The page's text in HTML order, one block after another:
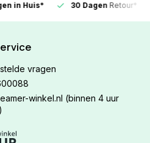
Huis* 30 DagenRetour*
vragen
winkel.nl (binnen 4 uur